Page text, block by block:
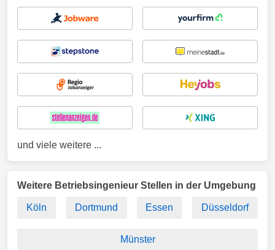
und viele weitere ...
Weitere Betriebsingenieur Stellen in der Umgebung
Köln Dortmund Essen Düsseldorf
Münster